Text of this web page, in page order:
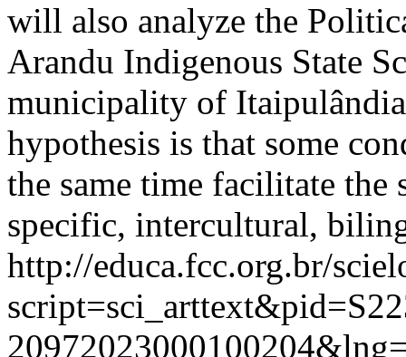
will also analyze the
Arandu Indigenous State
municipality of
hypothesis is that some
the same time facilitate
specific, intercultural,
http://educa.fcc.org.br/